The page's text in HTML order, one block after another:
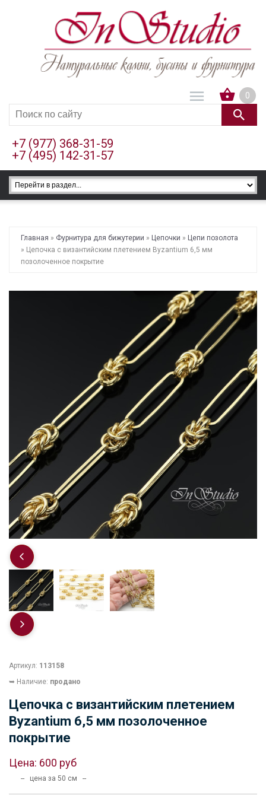
0
+7 (977) 368-31-59
+7 (495) 142-31-57
Главная » Фурнитура для бижутерии » Цепочки » Цепи позолота
» Цепочка с византийским плетением Byzantium 6,5 мм
позолоченное покрытие
Артикул: 113158
➥ Наличие: продано
Цепочка с византийским плетением
Byzantium 6,5 мм позолоченное
покрытие
Цена: 600 руб
-- цена за 50 см --